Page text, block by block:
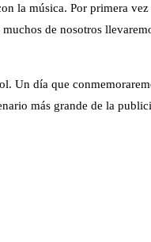
la música. Por primera
de nosotros
Un día que
más grande de la